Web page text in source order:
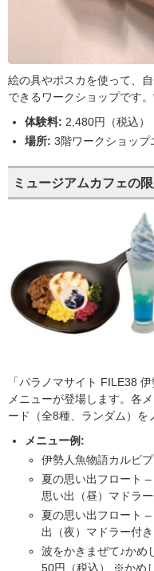
絵の具やポスカを使って、
できるワークショップです
体験料: 2,480円（税込）
場所: 3階ワークショップ
ミュージアムカフェの
「パラノマサイト FILE38
メニューが登場します。各
ード（全8種、ランダム）を
メニュー例:
伊勢人魚物語カルビ
夏の思い出フロート
思い出（昼）マドラー
夏の思い出フロート
出（夜）マドラー付き
波をかきまぜて♪かめ
50円（税込） ※かめ